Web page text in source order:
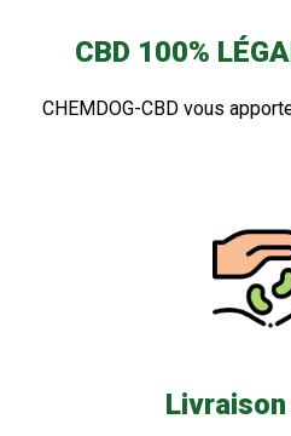
CBD 100%
CHEMDOG-CBD vous